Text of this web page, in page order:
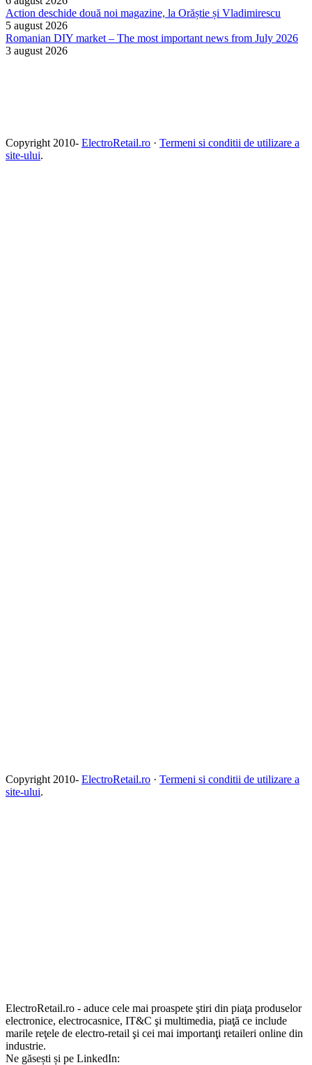
Action deschide două noi magazine, la Orăștie și Vladimirescu
5 august 2026
Romanian DIY market – The most important news from July 2026
3 august 2026
Copyright 2010- ElectroRetail.ro · Termeni si conditii de utilizare a
site-ului.
Copyright 2010- ElectroRetail.ro · Termeni si conditii de utilizare a
site-ului.
ElectroRetail.ro - aduce cele mai proaspete ştiri din piaţa produselor
electronice, electrocasnice, IT&C şi multimedia, piaţă ce include
marile reţele de electro-retail şi cei mai importanţi retaileri online din
industrie.
Ne găsești și pe LinkedIn: